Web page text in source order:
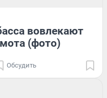
вовлекают
(фото)
Обсудить